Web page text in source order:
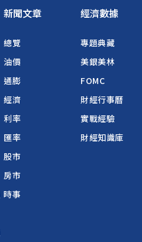
新聞文章
總覽
油價
通膨
經濟
利率
匯率
股市
房市
時事
經濟數據
專題典藏
美銀美林
FOMC
財經行事曆
實戰經驗
財經知識庫